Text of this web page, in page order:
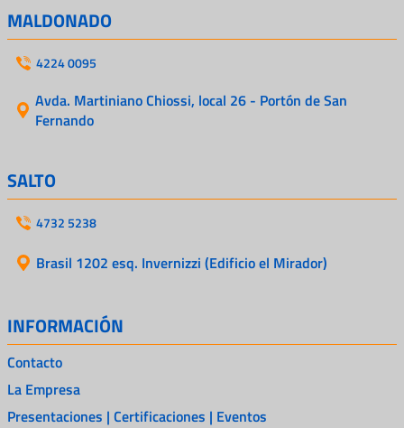
MALDONADO
4224 0095
Avda. Martiniano Chiossi, local 26 - Portón de San
Fernando
SALTO
4732 5238
Brasil 1202 esq. Invernizzi (Edificio el Mirador)
INFORMACIÓN
Contacto
La Empresa
Presentaciones | Certificaciones | Eventos